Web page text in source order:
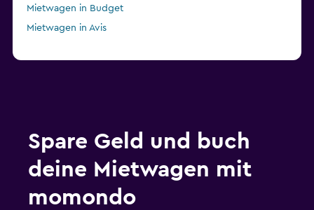
Mietwagen in Budget
Mietwagen in Avis
Spare Geld und buch
deine Mietwagen mit
momondo